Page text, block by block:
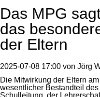
Das MPG
das
der Eltern
2025-07-08 17:00 von Jörg
Die Mitwirkung der Eltern
wesentlicher Bestandteil
Schulleitung, der